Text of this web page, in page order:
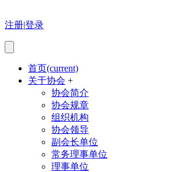
注册|登录
首页(current)
关于协会 +
协会简介
协会规章
组织机构
协会领导
副会长单位
常务理事单位
理事单位